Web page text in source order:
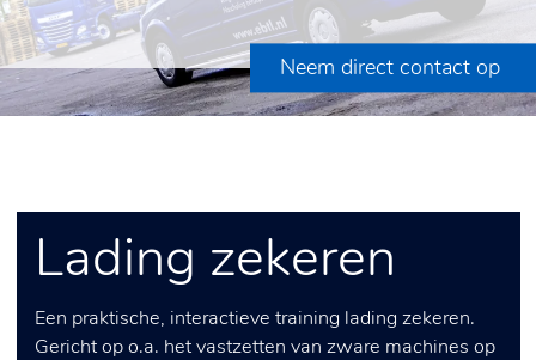
Neem direct contact op
Lading zekeren
Een praktische, interactieve training lading zekeren.
Gericht op o.a. het vastzetten van zware machines op